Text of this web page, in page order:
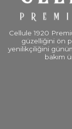
Cellule 1920
güzelliğini ön
yenilikçiliğini
bakım